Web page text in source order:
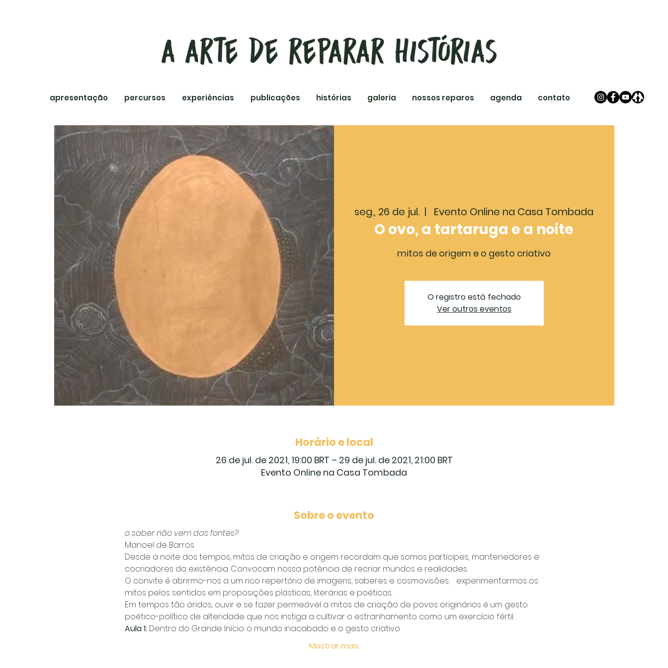
apresentação percursos experiências publicações histórias galeria nossos reparos agenda contato
seg., 26 de jul.
  |
Evento Online na Casa Tombada
O ovo, a tartaruga e a noite
mitos de origem e o gesto criativo
O registro está fechado
Ver outros eventos
Horário e local
26 de jul. de 2021, 19:00 BRT – 29 de jul. de 2021, 21:00 BRT
Evento Online na Casa Tombada
Sobre o evento
o saber não vem das fontes?
Manoel de Barros
Desde a noite dos tempos, mitos de criação e origem recordam que somos partícipes, mantenedores e
cocriadores da existência. Convocam nossa potência de recriar mundos e realidades.
O convite é abrirmo-nos a um rico repertório de imagens, saberes e cosmovisões;   experimentarmos os
mitos pelos sentidos em proposições plásticas, literárias e poéticas.
Em tempos tão áridos, ouvir e se fazer permeável a mitos de criação de povos originários é um gesto
poético-político de alteridade que nos instiga a cultivar o estranhamento como um exercício fértil.
Aula 1: Dentro do Grande Início: o mundo inacabado e o gesto criativo
Mostrar mais